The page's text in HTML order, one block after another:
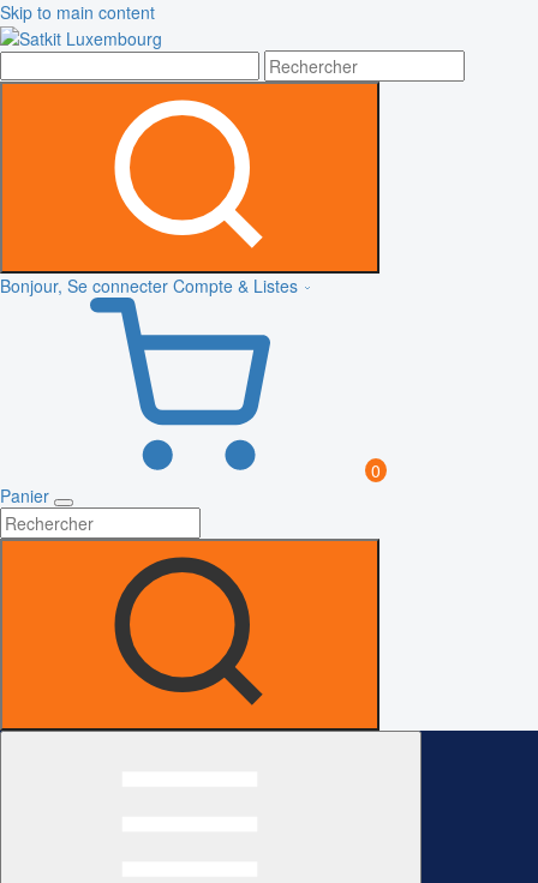
Skip to main content
Bonjour, Se connecter Compte & Listes
0
Panier